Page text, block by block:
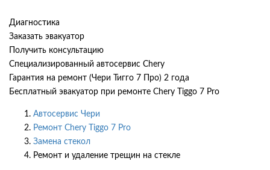
Диагностика
Заказать эвакуатор
Получить консультацию
Специализированный автосервис Chery
Гарантия на ремонт (Чери Тигго 7 Про) 2 года
Бесплатный эвакуатор при ремонте Chery Tiggo 7 Pro
Автосервис Чери
Ремонт Chery Tiggo 7 Pro
Замена стекол
Ремонт и удаление трещин на стекле